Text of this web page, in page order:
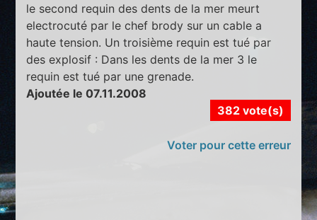
le second requin des dents de la mer meurt
electrocuté par le chef brody sur un cable a
haute tension. Un troisième requin est tué par
des explosif : Dans les dents de la mer 3 le
requin est tué par une grenade.
Ajoutée le 07.11.2008
382 vote(s)
Voter pour cette erreur